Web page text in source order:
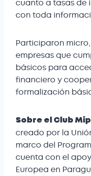
cuanto a tasas de
con toda
Participaron
empresas que
básicos para
financiero y
formalización
Sobre el Club
creado por la
marco del
cuenta con el
Europea en